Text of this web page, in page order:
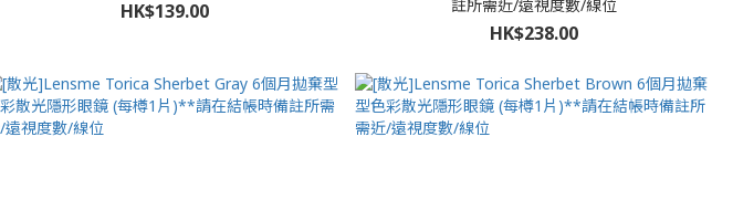
HK$139.00
註所需近/遠視度數/線位
HK$238.00